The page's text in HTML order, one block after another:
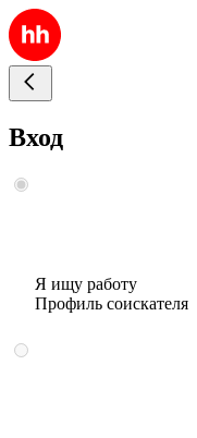
Вход
Я ищу работу
Профиль соискателя